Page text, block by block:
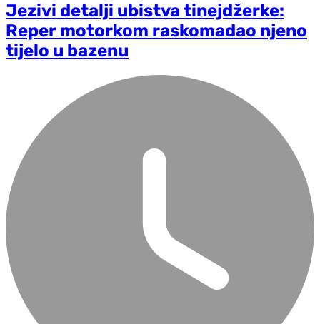
Jezivi detalji ubistva tinejdžerke:
Reper motorkom raskomadao njeno
tijelo u bazenu